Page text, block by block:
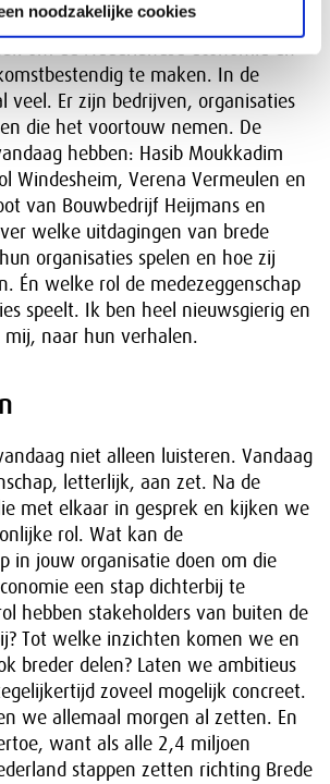
noodzakelijke cookies
wensbeeld van mij of de SER,
om de Nederlandse economie en
te maken. In de
veel. Er zijn bedrijven, organisaties
die het voortouw nemen. De
hebben: Hasib Moukkadim
Windesheim, Verena Vermeulen en
van Bouwbedrijf Heijmans en
welke uitdagingen van brede
organisaties spelen en hoe zij
Én welke rol de medezeggenschap
speelt. Ik ben heel nieuwsgierig en
naar hun verhalen.
niet alleen luisteren. Vandaag
letterlijk, aan zet. Na de
met elkaar in gesprek en kijken we
rol. Wat kan de
in jouw organisatie doen om die
een stap dichterbij te
hebben stakeholders van buiten de
Tot welke inzichten komen we en
breder delen? Laten we ambitieus
zoveel mogelijk concreet.
we allemaal morgen al zetten. En
want als alle 2,4 miljoen
stappen zetten richting Brede